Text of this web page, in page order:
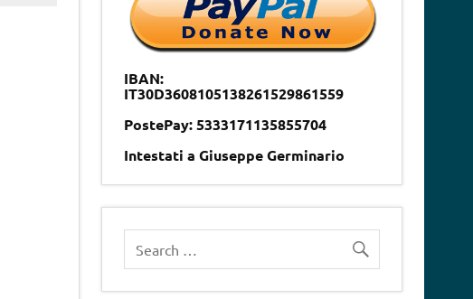
IBAN:
IT30D3608105138261529861559
PostePay: 5333171135855704
Intestati a Giuseppe Germinario